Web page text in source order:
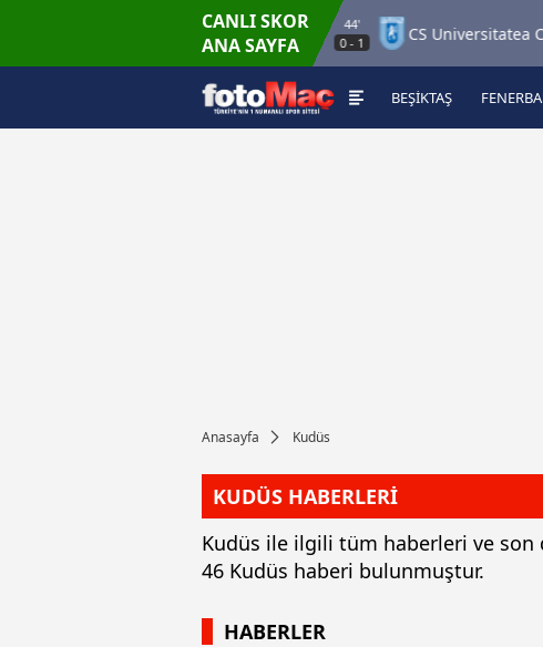
CANLI SKOR
ANA SAYFA
Kuopion Palloseura
44'
0- CS Universitatea
BEŞİKTAŞ
Anasayfa Kudüs
KUDÜS HABERLERİ
Kudüs ile ilgili tüm haberleri ve son
46 Kudüs haberi bulunmuştur.
HABERLER